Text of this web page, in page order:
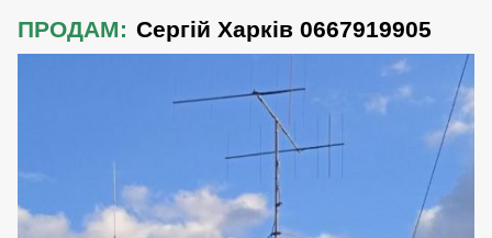
ПРОДАМ: Сергій Харків 0667919905